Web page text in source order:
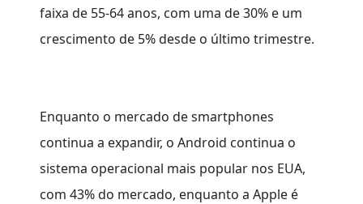
faixa de 55-64 anos, com uma de 30% e um
crescimento de 5% desde o último trimestre.
Enquanto o mercado de smartphones
continua a expandir, o Android continua o
sistema operacional mais popular nos EUA,
com 43% do mercado, enquanto a Apple é